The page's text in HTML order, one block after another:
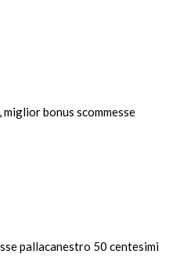
bonus scommesse
pallacanestro 50 centesimi